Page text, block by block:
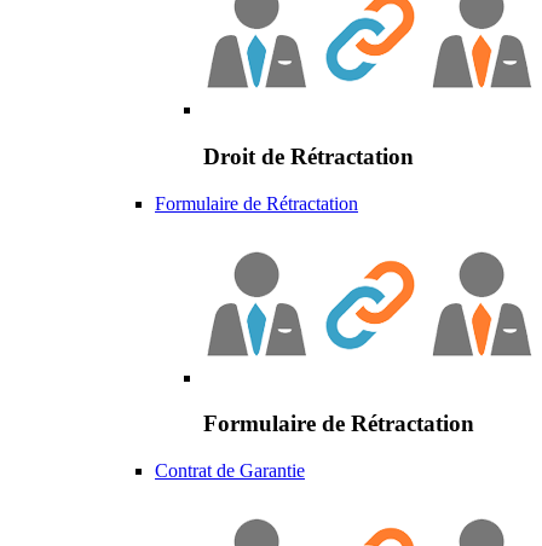
Droit de Rétractation
Formulaire de Rétractation
Formulaire de Rétractation
Contrat de Garantie